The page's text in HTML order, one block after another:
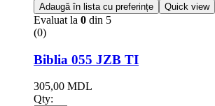
Adaugă în lista cu preferințe Quick view
Evaluat la 0 din 5
(0)
Biblia 055 JZB TI
305,00 MDL
Qty: